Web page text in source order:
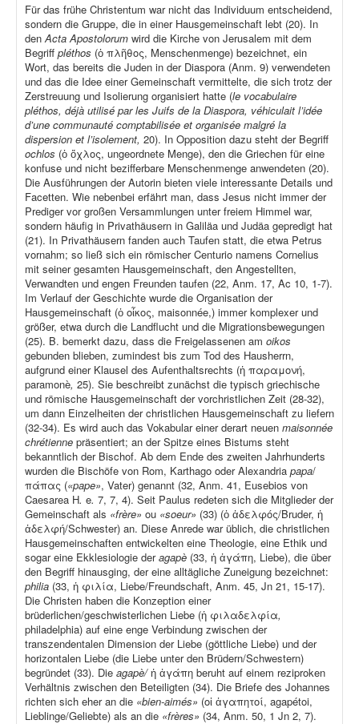
Für das frühe Christentum war nicht das Individuum entscheidend,
sondern die Gruppe, die in einer Hausgemeinschaft lebt (20). In
denActa Apostolorum wird die Kirche von Jerusalem mit dem
Begriff pléthos (ὁ πλῆθος, Menschenmenge) bezeichnet, ein
Wort, das bereits die Juden in der Diaspora (Anm. 9) verwendeten
und das die Idee einer Gemeinschaft vermittelte, die sich trotz der
Zerstreuung und Isolierung organisiert hatte (le vocabulaire
pléthos, déjà utilisé par les Juifs de la Diaspora, véhiculait l’idée
d’une communauté comptabilisée et organisée malgré la
dispersion et l’isolement, 20). In Opposition dazu steht der Begriff
ochlos (ὁ ὄχλος, ungeordnete Menge), den die Griechen für eine
konfuse und nicht bezifferbare Menschenmenge anwendeten (20).
Die Ausführungen der Autorin bieten viele interessante Details und
Facetten. Wie nebenbei erfährt man, dass Jesus nicht immer der
Prediger vor großen Versammlungen unter freiem Himmel war,
sondern häufig in Privathäusern in Galiläa und Judäa gepredigt hat
(21). In Privathäusern fanden auch Taufen statt, die etwa Petrus
vornahm; so ließ sich ein römischer Centurio namens Cornelius
mit seiner gesamten Hausgemeinschaft, den Angestellten,
Verwandten und engen Freunden taufen (22, Anm. 17, Ac 10, 1-7).
Im Verlauf der Geschichte wurde die Organisation der
Hausgemeinschaft (ὁ οἶκος, maisonnée,) immer komplexer und
größer, etwa durch die Landflucht und die Migrationsbewegungen
(25). B. bemerkt dazu, dass die Freigelassenen am oikos
gebunden blieben, zumindest bis zum Tod des Hausherrn,
aufgrund einer Klausel des Aufenthaltsrechts (ἡ παραμονή,
paramonè, 25). Sie beschreibt zunächst die typisch griechische
und römische Hausgemeinschaft der vorchristlichen Zeit (28-32),
um dann Einzelheiten der christlichen Hausgemeinschaft zu liefern
(32-34). Es wird auch das Vokabular einer derart neuen maisonnée
chrétienne präsentiert; an der Spitze eines Bistums steht
bekanntlich der Bischof. Ab dem Ende des zweiten Jahrhunderts
wurden die Bischöfe von Rom, Karthago oder Alexandria papa/
πάπας («pape», Vater) genannt (32, Anm. 41, Eusebios von
Caesarea H. e. 7, 7, 4). Seit Paulus redeten sich die Mitglieder der
Gemeinschaft als «frère» ou «soeur» (33) (ὁ ἀδελφός/Bruder, ἡ
ἀδελφή/Schwester) an. Diese Anrede war üblich, die christlichen
Hausgemeinschaften entwickelten eine Theologie, eine Ethik und
sogar eine Ekklesiologie deragapè (33, ἡ ἀγάπη, Liebe), die über
den Begriff hinausging, der eine alltägliche Zuneigung bezeichnet:
philia (33, ἡ φιλία, Liebe/Freundschaft, Anm. 45, Jn 21, 15-17).
Die Christen haben die Konzeption einer
brüderlichen/geschwisterlichen Liebe (ἡ φιλαδελφία,
philadelphia) auf eine enge Verbindung zwischen der
transzendentalen Dimension der Liebe (göttliche Liebe) und der
horizontalen Liebe (die Liebe unter den Brüdern/Schwestern)
begründet (33). Die agapè/ἡ ἀγάπη beruht auf einem reziproken
Verhältnis zwischen den Beteiligten (34). Die Briefe des Johannes
richten sich eher an die «bien-aimés» (οἱ ἀγαπητοί, agapétoi,
Lieblinge/Geliebte) als an die «frères» (34, Anm. 50, 1 Jn 2, 7).